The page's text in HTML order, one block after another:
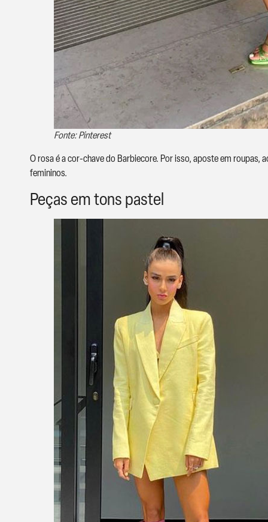
Fonte: Pinterest
O rosa é a cor-chave do Barbiecore. Por isso, aposte em
femininos.
Peças em tons pastel